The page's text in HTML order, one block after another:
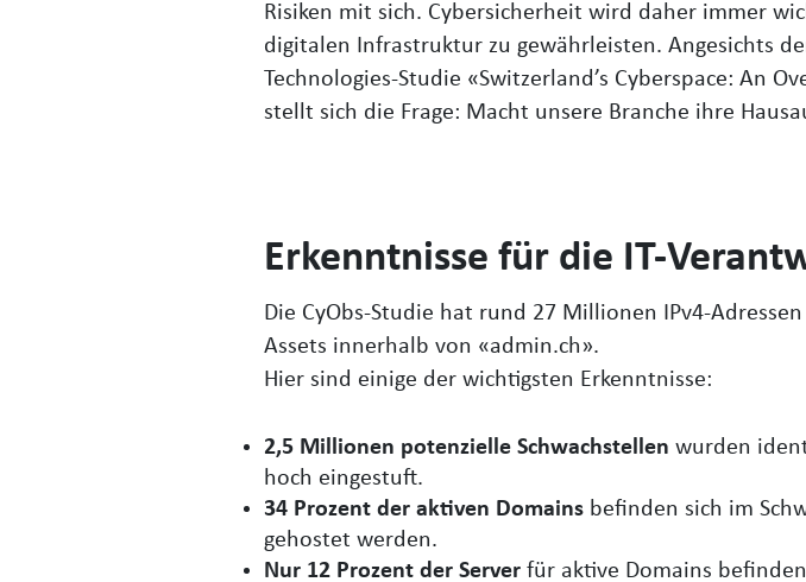
Risiken mit sich. Cybersicherheit wird daher immer
digitalen Infrastruktur zu gewährleisten. Angesichts
Technologies-Studie «Switzerland’s Cyberspace: An
stellt sich die Frage: Macht unsere Branche ihre
Erkenntnisse für die IT-
Die CyObs-Studie hat rund 27 Millionen IPv4-
Assets innerhalb von «admin.ch».
Hier sind einige der wichtigsten Erkenntnisse:
2,5 Millionen potenzielle Schwachstellen wurden
hoch eingestuft.
34 Prozent der aktiven Domains befinden sich im
gehostet werden.
Nur 12 Prozent der Server für aktive Domains